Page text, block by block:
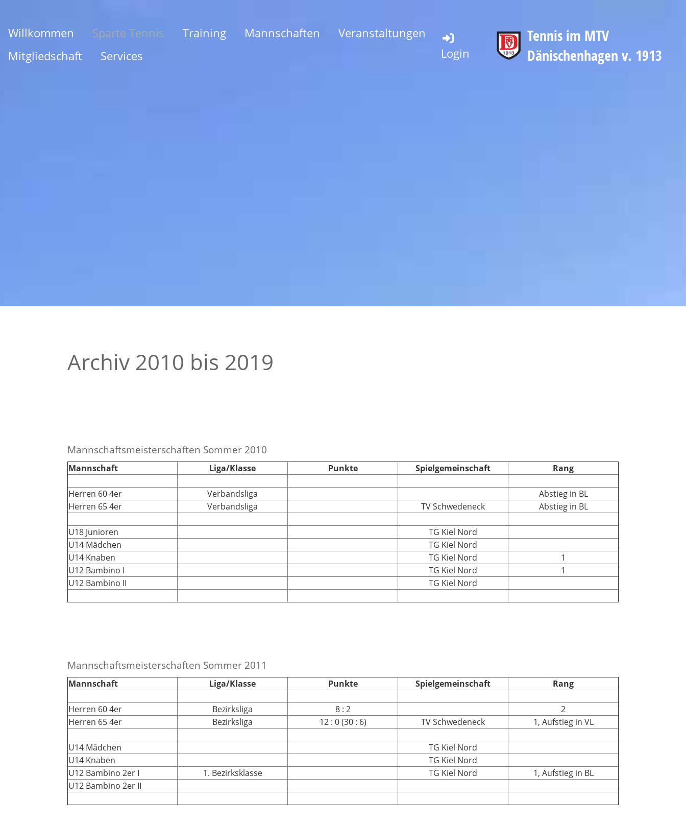
Willkommen Sparte Tennis Training Mannschaften
Veranstaltungen
Mitgliedschaft
Services Login
Tennis im MTV
Dänischenhagen v. 1913
Archiv 2010 bis 2019
Mannschaftsmeisterschaften Sommer 2010
Mannschaft Liga/Klasse Punkte Spielgemeinschaft Rang
Herren 60 4er Verbandsliga
Abstieg in BL
Herren 65 4er
Verbandsliga TV Schwedeneck Abstieg in BL
U18 Junioren
TG Kiel Nord
U14 Mädchen
TG Kiel Nord
U14 Knaben
TG Kiel Nord
1
U12 Bambino I
TG Kiel Nord
1
U12 Bambino II
TG Kiel Nord
Mannschaftsmeisterschaften Sommer 2011
Mannschaft Liga/Klasse Punkte Spielgemeinschaft Rang
Herren 60 4er Bezirksliga 8 : 2
2
Herren 65 4er
Bezirksliga 12 : 0 (30 : 6) TV Schwedeneck 1, Aufstieg in VL
U14 Mädchen
TG Kiel Nord
U14 Knaben
TG Kiel Nord
U12 Bambino 2er I
1. Bezirksklasse TG Kiel Nord
1, Aufstieg in BL
U12 Bambino 2er II